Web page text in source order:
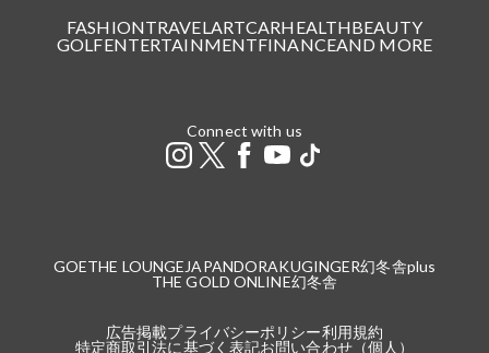
FASHIONTRAVELARTCARHEALTHBEAUTY
GOLFENTERTAINMENTFINANCEAND MORE
Connect with us
GOETHE LOUNGE JAPANDORAKUGINGER幻冬舎plus
THE GOLD ONLINE幻冬舎
広告掲載プライバシーポリシー利用規約
特定商取引法に基づく表記お問い合わせ（個人）